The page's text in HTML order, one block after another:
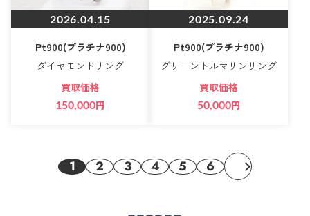
2026.04.15
Pt900(プラチナ900)
ダイヤモンドリング
買取価格
150,000円
2025.09.24
Pt900(プラチナ900)
グリーントルマリンリング
買取価格
50,000円
1 2 3 4 5 6